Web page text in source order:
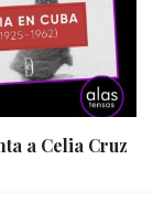
a Celia Cruz